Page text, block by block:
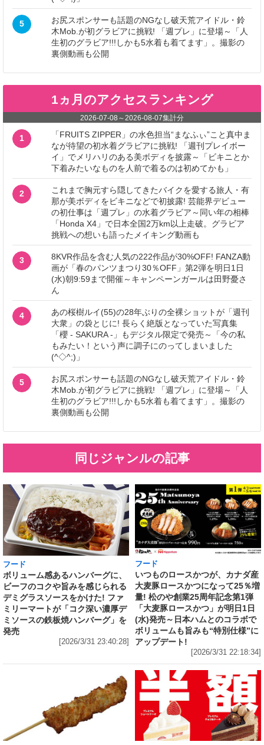
5
お尻スポンサーも話題のNGなし破天荒アイドル・鈴
木Mob.が初グラビアに挑戦! 「週プレ」に登場～「人
生初のグラビア!!!しかも5水着も着てます」。撮影の
裏側動画も公開
1ヵ月のアクセスランキング
2026-07-08 ～2026-08-07集計分
1
「FRUITS ZIPPER」の水色担当“まなふぃ”こと真中ま
なが待望の初水着グラビアに挑戦! 「週刊プレイボー
イ」でメリハリのある美ボディを披露～「ビキニとか
下着みたいなものを人前で着るのは初めてかも」
2
これまで胸元すら隠してきたバイクを愛する旅人・有
那が美ボディをビキニなどで初披露! 芸能界デビュー
の初仕事は「週プレ」の水着グラビア～同い年の相棒
「Honda X4」で日本全国2万km以上走破。グラビア
挑戦への想いも語ったメイキング動画も
3
8KVR作品を含む人気の222作品が30%OFF! FANZA動
画が「春のパンツまつり30％OFF」第2弾を明日1日
(水)朝9:59まで開催～キャンペーンガールは田野憂さ
ん
4
あの桜樹ルイ(55)の28年ぶりの全裸ショットが「週刊
大衆」の袋とじに! 長らく絶版となっていた写真集
「櫻 - SAKURA -」もデジタル限定で発売～「今の私
もみたい！という声に調子にのってしまいました
(^◇^;)」
5
お尻スポンサーも話題のNGなし破天荒アイドル・鈴
木Mob.が初グラビアに挑戦! 「週プレ」に登場～「人
生初のグラビア!!!しかも5水着も着てます」。撮影の
裏側動画も公開
同じジャンルの記事
フード
ボリューム感あるハンバーグに、
ビーフのコクや旨みを感じられる
デミグラスソースをかけた! ファ
ミリーマートが「コク深い濃厚デ
ミソースの鉄板焼ハンバーグ」を
発売
[2026/3/31 23:40:28]
フード
いつものロースかつが、カナダ産
大麦豚ロースかつになって25％増
量! 松のや創業25周年記念第1弾
「大麦豚ロースかつ」が明日1日
(水)発売～日本ハムとのコラボで
ボリュームも旨みも“特別仕様”に
アップデート!
[2026/3/31 22:18:34]